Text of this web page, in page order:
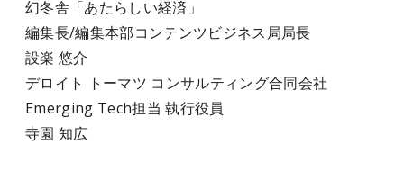
幻冬舎「あたらしい経済」
編集長/編集本部コンテンツビジネス局局長
設楽 悠介
デロイト トーマツ コンサルティング合同会社
Emerging Tech担当 執行役員
寺園 知広